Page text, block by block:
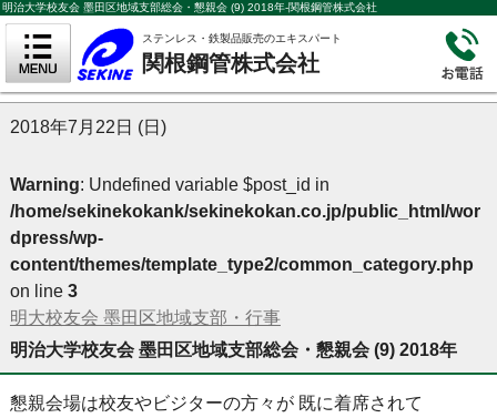
明治大学校友会 墨田区地域支部総会・懇親会 (9) 2018年-関根鋼管株式会社
ステンレス・鉄製品販売のエキスパート
関根鋼管株式会社
2018年7月22日 (日)
Warning: Undefined variable $post_id in
/home/sekinekokank/sekinekokan.co.jp/public_html/wor
dpress/wp-
content/themes/template_type2/common_category.php
on line 3
明大校友会 墨田区地域支部・行事
明治大学校友会 墨田区地域支部総会・懇親会 (9) 2018年
懇親会場は校友やビジターの方々が 既に着席されて